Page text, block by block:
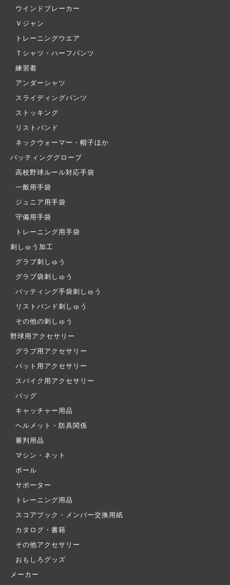
ウインドブレーカー
Ｖジャン
トレーニングウエア
Ｔシャツ・ハーフパンツ
練習着
アンダーシャツ
スライディングパンツ
ストッキング
リストバンド
ネックウォーマー・帽子ほか
バッティンググローブ
高校野球ルール対応手袋
一般用手袋
ジュニア用手袋
守備用手袋
トレーニング用手袋
刺しゅう加工
グラブ刺しゅう
グラブ袋刺しゅう
バッティング手袋刺しゅう
リストバンド刺しゅう
その他の刺しゅう
野球用アクセサリー
グラブ用アクセサリー
バット用アクセサリー
スパイク用アクセサリー
バッグ
キャッチャー用品
ヘルメット・防具関係
審判用品
マシン・ネット
ボール
サポーター
トレーニング用品
スコアブック・メンバー交換用紙
カタログ・書籍
その他アクセサリー
おもしろグッズ
メーカー